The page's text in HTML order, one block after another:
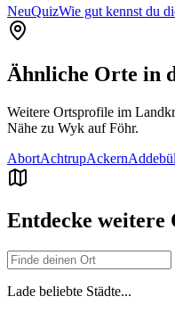
NeuQuizWie gut kennst du
Ähnliche Orte in
Weitere Ortsprofile im
Nähe zu Wyk auf Föhr.
AbortAchtrupAckern
Entdecke weitere
Lade beliebte Städte...